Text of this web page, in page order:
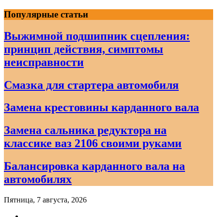
Skip
to
content
Популярные статьи
Выжимной подшипник сцепления:
принцип действия, симптомы
неисправности
Смазка для стартера автомобиля
Замена крестовины карданного вала
Замена сальника редуктора на
классике ваз 2106 своими руками
Балансировка карданного вала на
автомобилях
Пятница, 7 августа, 2026